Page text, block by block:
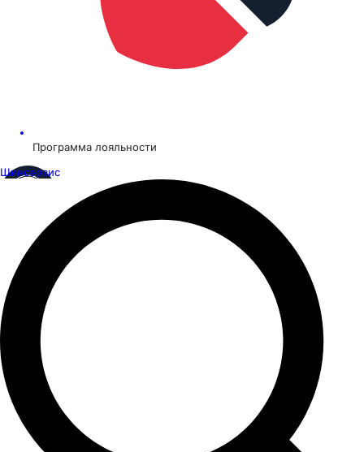
Программа лояльности
Шинсервис